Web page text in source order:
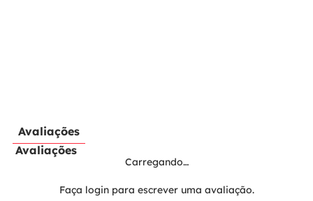
Avaliações
Avaliações
Carregando…
Faça login para escrever uma avaliação.